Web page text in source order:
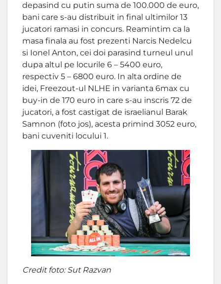
depasind cu putin suma de 100.000 de euro,
bani care s-au distribuit in final ultimilor 13
jucatori ramasi in concurs. Reamintim ca la
masa finala au fost prezenti Narcis Nedelcu
si Ionel Anton, cei doi parasind turneul unul
dupa altul pe locurile 6 – 5400 euro,
respectiv 5 – 6800 euro. In alta ordine de
idei, Freezout-ul NLHE in varianta 6max cu
buy-in de 170 euro in care s-au inscris 72 de
jucatori, a fost castigat de israelianul Barak
Samnon (foto jos), acesta primind 3052 euro,
bani cuveniti locului 1.
Credit foto: Sut Razvan